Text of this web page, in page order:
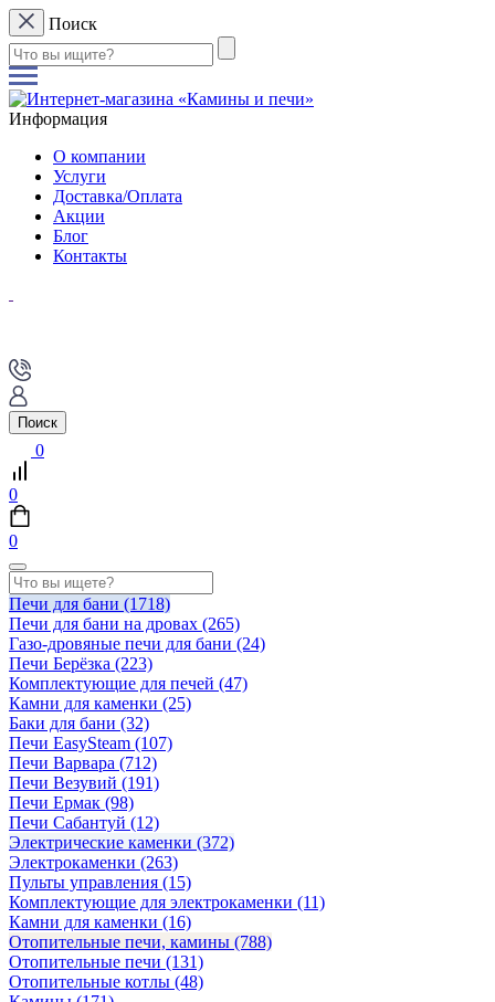
Поиск
Информация
О компании
Услуги
Доставка/Оплата
Акции
Блог
Контакты
Поиск
0
0
0
Печи для бани (1718)
Печи для бани на дровах (265)
Газо-дровяные печи для бани (24)
Печи Берёзка (223)
Комплектующие для печей (47)
Камни для каменки (25)
Баки для бани (32)
Печи EasySteam (107)
Печи Варвара (712)
Печи Везувий (191)
Печи Ермак (98)
Печи Сабантуй (12)
Электрические каменки (372)
Электрокаменки (263)
Пульты управления (15)
Комплектующие для электрокаменки (11)
Камни для каменки (16)
Отопительные печи, камины (788)
Отопительные печи (131)
Отопительные котлы (48)